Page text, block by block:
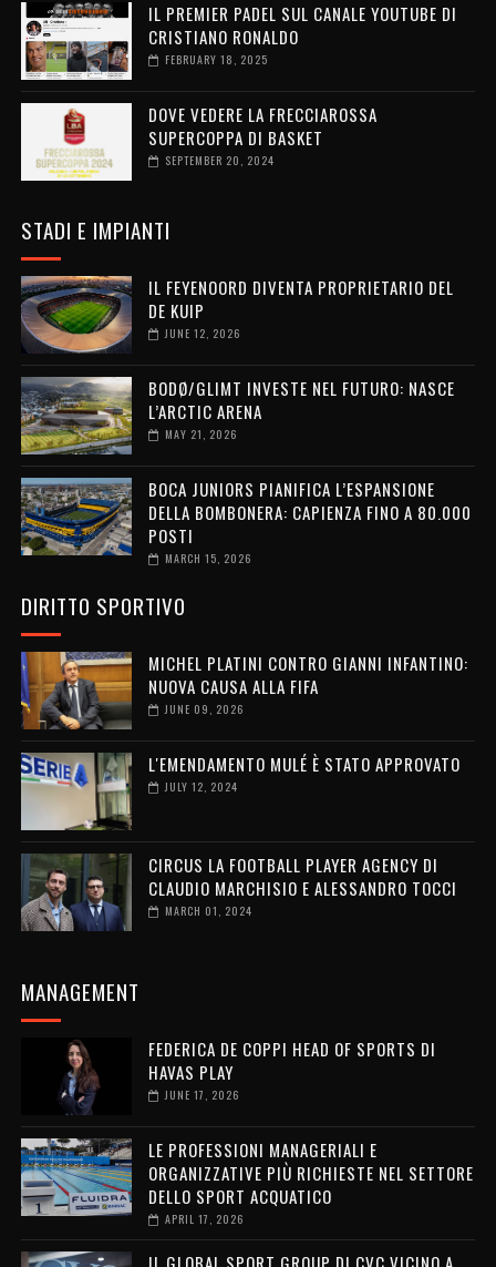
IL PREMIER PADEL SUL CANALE YOUTUBE DI
CRISTIANO RONALDO
FEBRUARY 18, 2025
DOVE VEDERE LA FRECCIAROSSA
SUPERCOPPA DI BASKET
SEPTEMBER 20, 2024
STADI E IMPIANTI
IL FEYENOORD DIVENTA PROPRIETARIO DEL
DE KUIP
JUNE 12, 2026
BODØ/GLIMT INVESTE NEL FUTURO: NASCE
L’ARCTIC ARENA
MAY 21, 2026
BOCA JUNIORS PIANIFICA L’ESPANSIONE
DELLA BOMBONERA: CAPIENZA FINO A 80.000
POSTI
MARCH 15, 2026
DIRITTO SPORTIVO
MICHEL PLATINI CONTRO GIANNI INFANTINO:
NUOVA CAUSA ALLA FIFA
JUNE 09, 2026
L'EMENDAMENTO MULÉ È STATO APPROVATO
JULY 12, 2024
CIRCUS LA FOOTBALL PLAYER AGENCY DI
CLAUDIO MARCHISIO E ALESSANDRO TOCCI
MARCH 01, 2024
MANAGEMENT
FEDERICA DE COPPI HEAD OF SPORTS DI
HAVAS PLAY
JUNE 17, 2026
LE PROFESSIONI MANAGERIALI E
ORGANIZZATIVE PIÙ RICHIESTE NEL SETTORE
DELLO SPORT ACQUATICO
APRIL 17, 2026